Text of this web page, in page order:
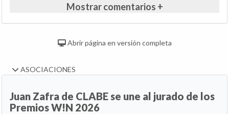
Mostrar comentarios +
Abrir página en versión completa
ASOCIACIONES
Juan Zafra de CLABE se une al jurado de los
Premios W!N 2026